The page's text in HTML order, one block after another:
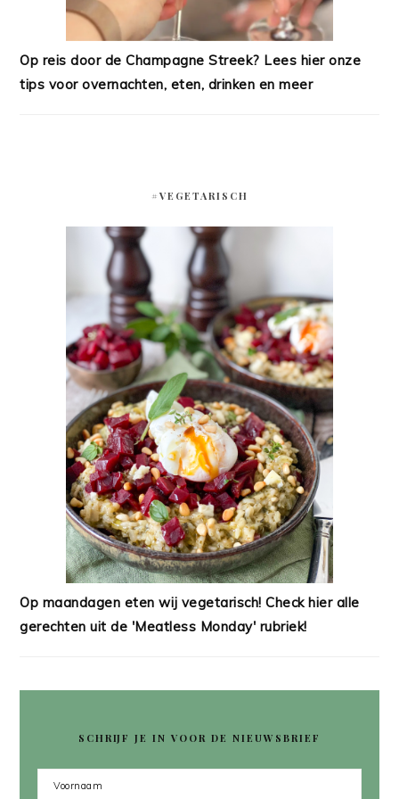
Op reis door de Champagne Streek? Lees hier onze
tips voor overnachten, eten, drinken en meer
#VEGETARISCH
Op maandagen eten wij vegetarisch! Check hier alle
gerechten uit de 'Meatless Monday' rubriek!
SCHRIJF JE IN VOOR DE NIEUWSBRIEF